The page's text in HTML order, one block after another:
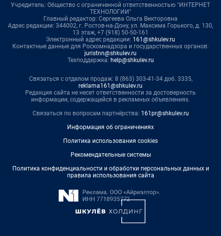
Учредитель: Общество с ограниченной ответственностью "ИНТЕРНЕТ
ТЕХНОЛОГИИ"
Главный редактор: Сергеева Ольга Викторовна
Адрес редакции: 344002, г. Ростов-на-Дону, ул. Максима Горького, д. 130,
13 этаж, +7 (918) 50-50-161
Электронный адрес редакции: 161@shkulev.ru
Контактные данные для Роскомнадзора и государственных органов:
juristnn@shkulev.ru
Техподдержка: help@shkulev.ru
Связаться с отделом продаж: 8 (863) 303-41-34 доб. 3335,
reklama161@shkulev.ru
Редакция сайта не несет ответственности за достоверность
информации, содержащейся в рекламных объявлениях.
Связаться по вопросам партнёрства: 161pr@shkulev.ru
Информация об ограничениях
Политика использования cookies
Рекомендательные системы
Политика конфиденциальности и обработки персональных данных и
правила использования сайта